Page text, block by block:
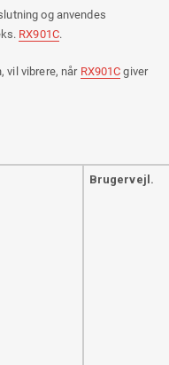
og anvendes
RX901C.
vil vibrere, når RX901C giver
Brugervejl.